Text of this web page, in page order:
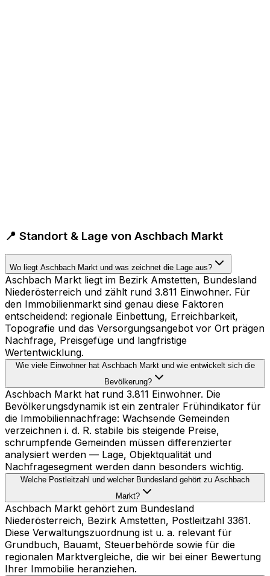
📍 Standort & Lage von Aschbach Markt
Wo liegt Aschbach Markt und was zeichnet die Lage aus?
Aschbach Markt liegt im Bezirk Amstetten, Bundesland
Niederösterreich und zählt rund 3.811 Einwohner. Für
den Immobilienmarkt sind genau diese Faktoren
entscheidend: regionale Einbettung, Erreichbarkeit,
Topografie und das Versorgungsangebot vor Ort prägen
Nachfrage, Preisgefüge und langfristige
Wertentwicklung.
Wie viele Einwohner hat Aschbach Markt und wie entwickelt sich die
Bevölkerung?
Aschbach Markt hat rund 3.811 Einwohner. Die
Bevölkerungsdynamik ist ein zentraler Frühindikator für
die Immobiliennachfrage: Wachsende Gemeinden
verzeichnen i. d. R. stabile bis steigende Preise,
schrumpfende Gemeinden müssen differenzierter
analysiert werden — Lage, Objektqualität und
Nachfragesegment werden dann besonders wichtig.
Welche Postleitzahl und welcher Bundesland gehört zu Aschbach
Markt?
Aschbach Markt gehört zum Bundesland
Niederösterreich, Bezirk Amstetten, Postleitzahl 3361.
Diese Verwaltungszuordnung ist u. a. relevant für
Grundbuch, Bauamt, Steuerbehörde sowie für die
regionalen Marktvergleiche, die wir bei einer Bewertung
Ihrer Immobilie heranziehen.